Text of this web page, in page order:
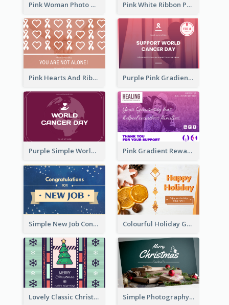
Pink Woman Photo World Cancer Day Greeting Card Pink White Ribbon Patterns World Cancer Day Greeting Card
Pink Hearts And Ribbon Patterns World Cancer Day Greeting Card Purple Pink Gradient World Cancer Day Greeting Card
Purple Simple World Cancer Day Greeting Card Pink Gradient Reward For Donation Card Design
Simple New Job Congratulations Card In Yellow And Blue Colourful Holiday Greeting Card In Orange Theme
Lovely Classic Christmas Greeting Card Design Simple Photography Christmas Greeting Card